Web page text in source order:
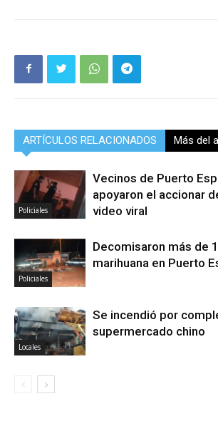
ARTÍCULOS RELACIONADOS Más del
Policiales
Vecinos de Puerto
apoyaron el accionar
video viral
Policiales
Decomisaron más de
marihuana en Puerto
Locales
Se incendió por
supermercado chino